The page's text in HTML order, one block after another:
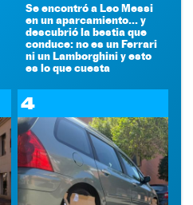
Se encontró a Leo Messi
en un aparcamiento... y
descubrió la bestia que
conduce: no es un Ferrari
ni un Lamborghini y esto
es lo que cuesta
4